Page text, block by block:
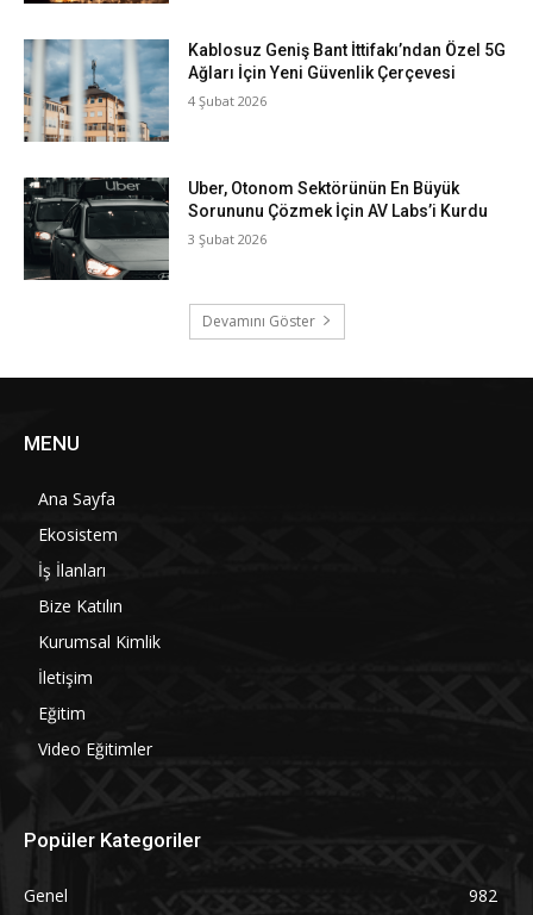
Kablosuz Geniş Bant İttifakı’ndan Özel 5G
Ağları İçin Yeni Güvenlik Çerçevesi
4 Şubat 2026
Uber, Otonom Sektörünün En Büyük
Sorununu Çözmek İçin AV Labs’i Kurdu
3 Şubat 2026
Devamını Göster
MENU
Ana Sayfa
Ekosistem
İş İlanları
Bize Katılın
Kurumsal Kimlik
İletişim
Eğitim
Video Eğitimler
Popüler Kategoriler
Genel
982